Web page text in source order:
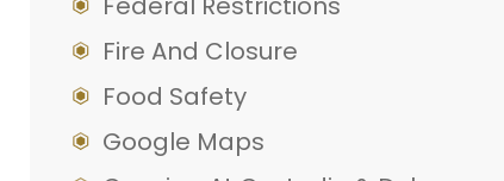
Fire And Closure
Food Safety
Google Maps